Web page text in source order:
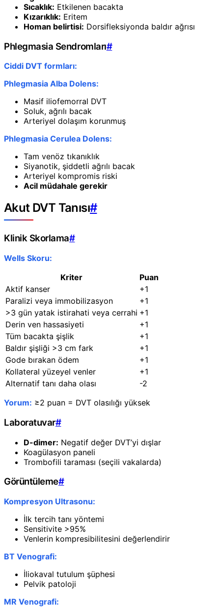
Sıcaklık: Etkilenen bacakta
Kızarıklık: Eritem
Homan belirtisi: Dorsifleksiyonda baldır ağrısı
Phlegmasia Sendromları#
Ciddi DVT formları:
Phlegmasia Alba Dolens:
Masif iliofemorral DVT
Soluk, ağrılı bacak
Arteriyel dolaşım korunmuş
Phlegmasia Cerulea Dolens:
Tam venöz tıkanıklık
Siyanotik, şiddetli ağrılı bacak
Arteriyel kompromis riski
Acil müdahale gerekir
Akut DVT Tanısı#
Klinik Skorlama#
Wells Skoru:
Kriter
Puan
Aktif kanser
+1
Paralizi veya immobilizasyon
+1
>3 gün yatak istirahati veya cerrahi +1
Derin ven hassasiyeti
+1
Tüm bacakta şişlik
+1
Baldır şişliği >3 cm fark
+1
Gode bırakan ödem
+1
Kollateral yüzeyel venler
+1
Alternatif tanı daha olası
-2
Yorum: ≥2 puan = DVT olasılığı yüksek
Laboratuvar#
D-dimer: Negatif değer DVT’yi dışlar
Koagülasyon paneli
Trombofili taraması (seçili vakalarda)
Görüntüleme#
Kompresyon Ultrasonu:
İlk tercih tanı yöntemi
Sensitivite >95%
Venlerin kompresibilitesini değerlendirir
BT Venografi:
İliokaval tutulum şüphesi
Pelvik patoloji
MR Venografi: